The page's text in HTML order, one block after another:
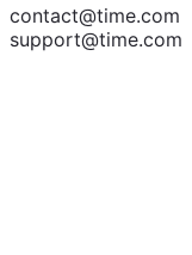
contact@time.com
support@time.com